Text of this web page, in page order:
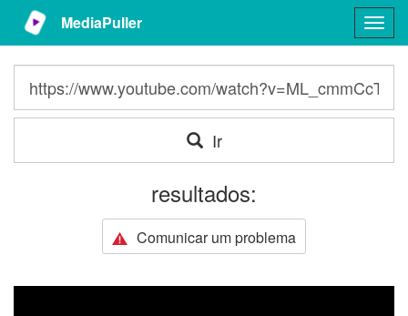
MediaPuller
Ir
resultados:
Comunicar um problema